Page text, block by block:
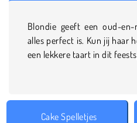
Blondie geeft een oud-
alles perfect is. Kun jij haar
een lekkere taart in dit
Cake Spelletjes